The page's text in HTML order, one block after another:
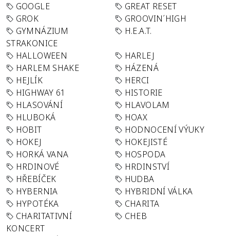
GOOGLE
GREAT RESET
GROK
GROOVIN´HIGH
GYMNÁZIUM
STRAKONICE
H.E.A.T.
HALLOWEEN
HARLEJ
HARLEM SHAKE
HÁZENÁ
HEJLÍK
HERCI
HIGHWAY 61
HISTORIE
HLASOVÁNÍ
HLAVOLAM
HLUBOKÁ
HOAX
HOBIT
HODNOCENÍ VÝUKY
HOKEJ
HOKEJISTÉ
HORKÁ VANA
HOSPODA
HRDINOVÉ
HRDINSTVÍ
HŘEBÍČEK
HUDBA
HYBERNIA
HYBRIDNÍ VÁLKA
HYPOTÉKA
CHARITA
CHARITATIVNÍ
KONCERT
CHEB